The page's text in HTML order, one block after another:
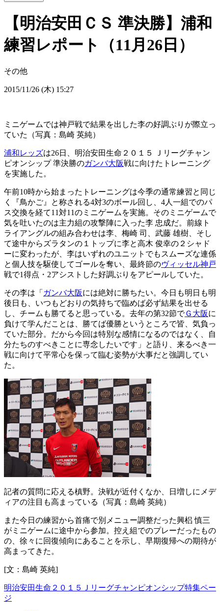
【明治安田ＣＳ 準決勝】浦和
練習レポート（11月26日）
その他
2015/11/26 (木) 15:27
ミニゲームでは神戸戦で結果を出した李の好調ぶりが際立っ
ていた（写真：島崎 英純）
浦和レッズは26日、明治安田生命２０１５ Ｊリーグチャン
ピオンシップ 準決勝のガンバ大阪戦に向けたトレーニング
を実施した。
午前10時から始まったトレーニングは今季の通常練習と同じ
く『鳥かご』と称される4対3のボール回し、4人一組でのパ
ス交換を経て11対11のミニゲームを実施。そのミニゲームで
気を吐いたのは主力組の攻撃陣に入った李 忠成だ。前線ト
ライアングルの組み合わせは李、梅崎 司、武藤 雄樹、そし
て途中からズラタンの１トップに李と高木 俊幸の２シャド
ーに変わったが、李はいずれのユニットでもスムーズな連係
と個人技を駆使してゴールを奪い、最終節のヴィッセル神戸
戦で1得点・2アシストした好調ぶりをアピールしていた。
その李は「 ガンバ大阪には絶対に勝ちたい。今日も明日も明
後日も、いつもどおりの気持ちで臨めば必ず結果を出せる
し、チームも勝てると思っている。去年の第32節でＧ大阪に
負けて学んだことは、勝てば優勝というところで皆、気負っ
ていた部分。だから今回は特別な感情になるのではなく、自
分たちのすべきことに専念したいです」と語り、来るべき一
戦に向けて平常心を保って臨む姿勢が大事だと強調してい
た。
記者の質問に応える槙野。決戦が近付くなか、日増しにメデ
ィアの注目も高まっている（写真：島崎 英純）
また今日の練習から首痛で別メニュー調整だった興梠 慎三
がミニゲームに途中から参加。控え組でのプレーだったもの
の、徐々に回復傾向にあることを示し、早期復帰への期待が
高まってきた。
[文：島崎 英純]
明治安田生命２０１５Ｊリーグチャンピオンシップ特集ペー
ジ